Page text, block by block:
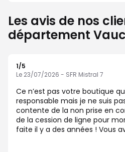
Les avis de nos
département
1/5
Le 23/07/2026 - SFR Mistral 7
Ce n’est pas votre boutique
responsable mais je ne suis
contente de la non prise en
de la cession de ligne pour
faite il y a des années ! Vous